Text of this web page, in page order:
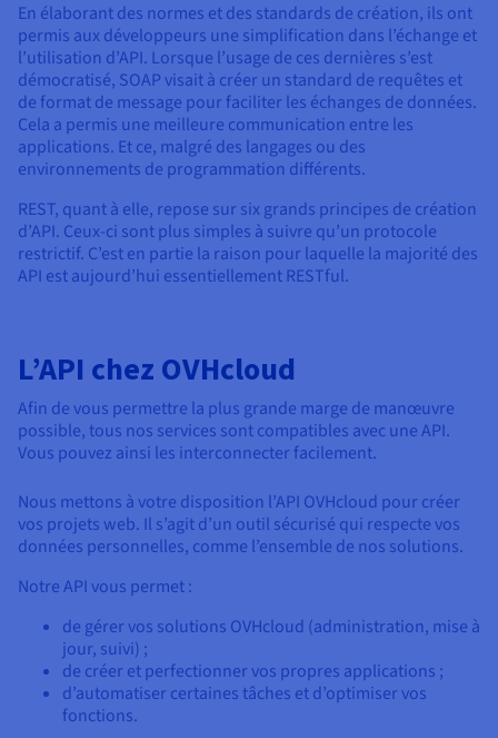
En élaborant des normes et des standards de création, ils ont
permis aux développeurs une simplification dans l’échange et
l’utilisation d’API. Lorsque l’usage de ces dernières s’est
démocratisé, SOAP visait à créer un standard de requêtes et
de format de message pour faciliter les échanges de données.
Cela a permis une meilleure communication entre les
applications. Et ce, malgré des langages ou des
environnements de programmation différents.
REST, quant à elle, repose sur six grands principes de création
d’API. Ceux-ci sont plus simples à suivre qu’un protocole
restrictif. C’est en partie la raison pour laquelle la majorité des
API est aujourd’hui essentiellement RESTful.
L’API chez OVHcloud
Afin de vous permettre la plus grande marge de manœuvre
possible, tous nos services sont compatibles avec une API.
Vous pouvez ainsi les interconnecter facilement.
Nous mettons à votre disposition l’API OVHcloud pour créer
vos projets web. Il s’agit d’un outil sécurisé qui respecte vos
données personnelles, comme l’ensemble de nos solutions.
Notre API vous permet :
de gérer vos solutions OVHcloud (administration, mise à
jour, suivi) ;
de créer et perfectionner vos propres applications ;
d’automatiser certaines tâches et d’optimiser vos
fonctions.